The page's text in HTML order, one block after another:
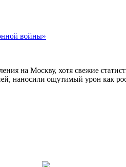
войны»
на Москву, хотя свежие
наносили ощутимый урон как